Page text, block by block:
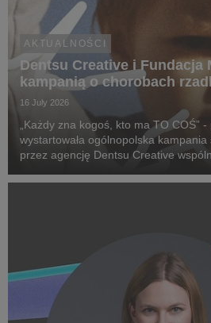
AKTUALNOŚCI
Dentsu Creative i Fundacja
kampanią o chorobach
16 July 2026
„Każdy zna kogoś, kto ma TO COŚ”
wystartowała ogólnopolska kampania
przez agencję Dentsu Creative
chorób rzadkich, zwrócenie uwagi na